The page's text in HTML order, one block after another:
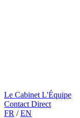
Le Cabinet L'Équipe
Contact Direct
FR / EN